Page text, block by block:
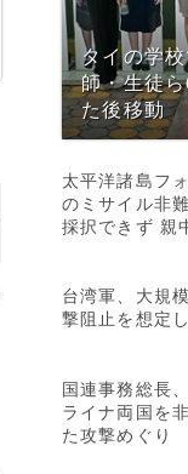
タイの学
師・生徒
た後移動
太平洋諸島フ
のミサイル非
採択できず 親
台湾軍、大規
撃阻止を想定
国連事務総長
ライナ両国を
た攻撃めぐり